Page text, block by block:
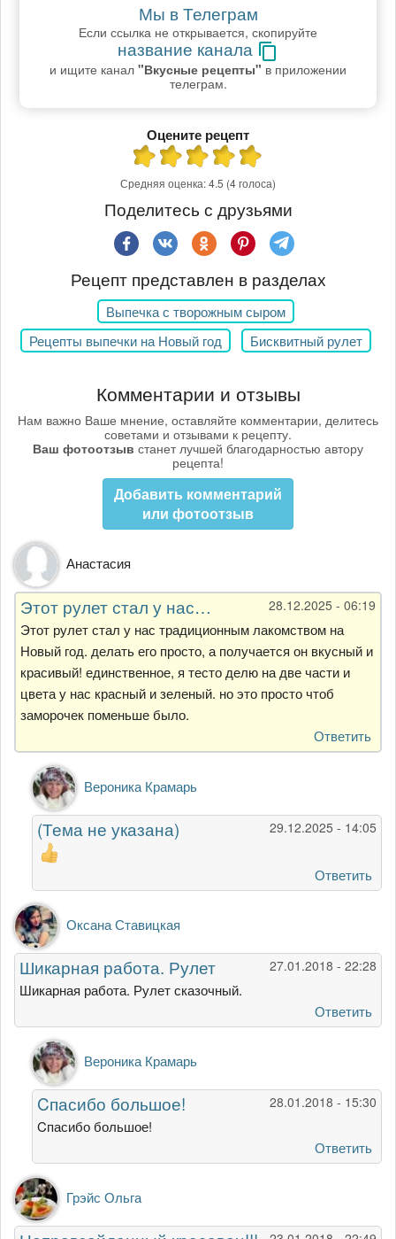
Мы в Телеграм
Если ссылка не открывается, скопируйте
название канала
и ищите канал "Вкусные рецепты" в приложении
телеграм.
Оцените рецепт
Средняя оценка:4.5 (4 голоса)
Поделитесь с друзьями
Рецепт представлен в разделах
Выпечка с творожным сыром
Рецепты выпечки на Новый год
Бисквитный рулет
Комментарии и отзывы
Нам важно Ваше мнение, оставляйте комментарии, делитесь
советами и отзывами к рецепту.
Ваш фотоотзыв станет лучшей благодарностью автору
рецепта!
Добавить комментарий
или фотоотзыв
Анастасия
28.12.2025 - 06:19
Этот рулет стал у нас…
Этот рулет стал у нас традиционным лакомством на
Новый год. делать его просто, а получается он вкусный и
красивый! единственное, я тесто делю на две части и
цвета у нас красный и зеленый. но это просто чтоб
заморочек поменьше было.
Ответить
Ответ
на
Этот
рулет
стал
нас…
от
Анастасия
Вероника Крамарь
29.12.2025 - 14:05
(Тема не указана)
Ответить
Оксана Ставицкая
27.01.2018 - 22:28
Шикарная работа. Рулет
Шикарная работа. Рулет сказочный.
Ответить
Ответ
на
Шикарная
работа.
Рулет
Оксана
Ставицкая
Вероника Крамарь
28.01.2018 - 15:30
Cпасибо большое!
Cпасибо большое!
Ответить
Грэйс Ольга